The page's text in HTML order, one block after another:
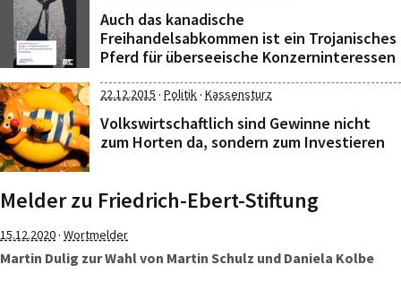
Auch das kanadische
Freihandelsabkommen ist ein Trojanisches
Pferd für überseeische Konzerninteressen
22.12.2015 · Politik· Kassensturz
Volkswirtschaftlich sind Gewinne nicht
zum Horten da, sondern zum Investieren
Melder zu Friedrich-Ebert-Stiftung
15.12.2020· Wortmelder
Martin Dulig zur Wahl von Martin Schulz und Daniela Kolbe